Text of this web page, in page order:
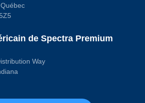
de Spectra Premium
Way